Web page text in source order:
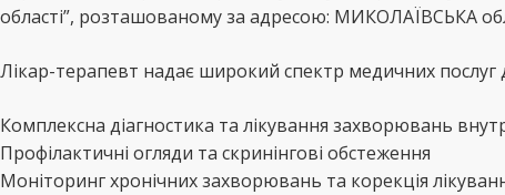
області”, розташованому за адресою: МИКОЛАЇВСЬКА
Лікар-терапевт надає широкий спектр медичних послуг
Комплексна діагностика та лікування захворювань
Профілактичні огляди та скринінгові обстеження
Моніторинг хронічних захворювань та корекція